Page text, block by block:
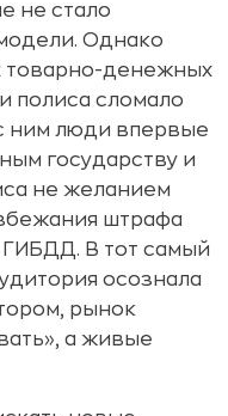
не стало
Однако
товарно-денежных
полиса сломало
ним люди впервые
государству и
не желанием
штрафа
ГИБДД. В тот самый
осознала
рынок
а живые